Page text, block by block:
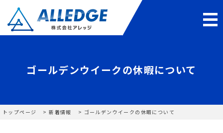
ゴールデンウイークの休暇について
トップページ 新着情報 ゴールデンウイークの休暇について